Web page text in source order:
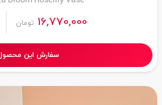
16,770,000 تومان
سفارش این